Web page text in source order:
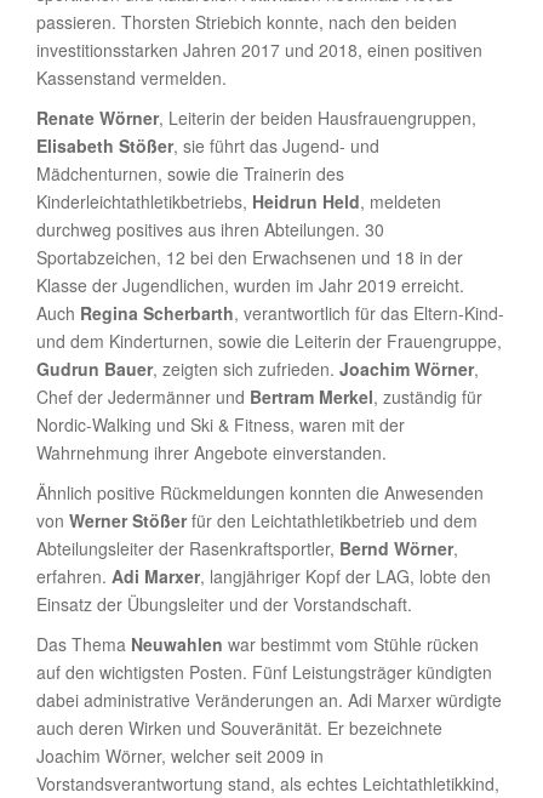
passieren. Thorsten Striebich konnte, nach den beiden
investitionsstarken Jahren 2017 und 2018, einen positiven
Kassenstand vermelden.
Renate Wörner, Leiterin der beiden Hausfrauengruppen,
Elisabeth Stößer, sie führt das Jugend- und
Mädchenturnen, sowie die Trainerin des
Kinderleichtathletikbetriebs, Heidrun Held, meldeten
durchweg positives aus ihren Abteilungen. 30
Sportabzeichen, 12 bei den Erwachsenen und 18 in der
Klasse der Jugendlichen, wurden im Jahr 2019 erreicht.
Auch Regina Scherbarth, verantwortlich für das Eltern-Kind-
und dem Kinderturnen, sowie die Leiterin der Frauengruppe,
Gudrun Bauer, zeigten sich zufrieden. Joachim Wörner,
Chef der Jedermänner und Bertram Merkel, zuständig für
Nordic-Walking und Ski & Fitness, waren mit der
Wahrnehmung ihrer Angebote einverstanden.
Ähnlich positive Rückmeldungen konnten die Anwesenden
von Werner Stößerfür den Leichtathletikbetrieb und dem
Abteilungsleiter der Rasenkraftsportler, Bernd Wörner,
erfahren. Adi Marxer, langjähriger Kopf der LAG, lobte den
Einsatz der Übungsleiter und der Vorstandschaft.
Das Thema Neuwahlen war bestimmt vom Stühle rücken
auf den wichtigsten Posten. Fünf Leistungsträger kündigten
dabei administrative Veränderungen an. Adi Marxer würdigte
auch deren Wirken und Souveränität. Er bezeichnete
Joachim Wörner, welcher seit 2009 in
Vorstandsverantwortung stand, als echtes Leichtathletikkind,